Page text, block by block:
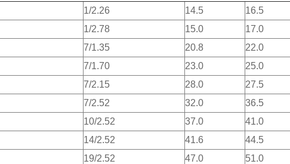
1/2.26 14.5
16.5
1/2.78 15.0
17.0
7/1.35 20.8
22.0
7/1.70 23.0
25.0
7/2.15 28.0
27.5
7/2.52 32.0
36.5
10/2.52 37.0
41.0
14/2.52 41.6
44.5
19/2.52 47.0
51.0